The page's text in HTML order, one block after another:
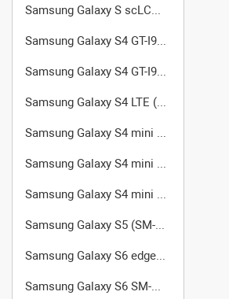
Samsung Galaxy S scLCD GT-I9003
Samsung Galaxy S4 GT-I9500
Samsung Galaxy S4 GT-I9502
Samsung Galaxy S4 LTE (GT-I9505)
Samsung Galaxy S4 mini Duos GT-I9192
Samsung Galaxy S4 mini GT-I9190
Samsung Galaxy S4 mini Black Edition (GT-I9195)
Samsung Galaxy S5 (SM-G900FD)
Samsung Galaxy S6 edge (SM-G925F)
Samsung Galaxy S6 SM-G920